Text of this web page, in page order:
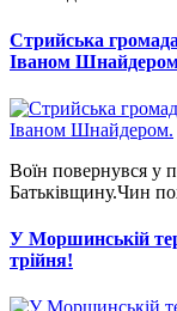
Стрийська
Іваном
Воїн повернувся у
Батьківщину.Чин
У Моршинській
трійня!